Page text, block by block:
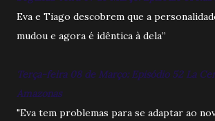
Eva e Tiago descobrem que a
mudou e agora é idêntica à dela”
Terça-feira 08 de Março: Episódio 52 La
Amazonas
"Eva tem problemas para se adaptar ao